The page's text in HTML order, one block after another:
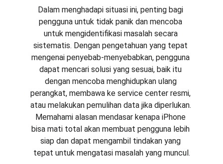
Dalam menghadapi situasi ini, penting bagi
pengguna untuk tidak panik dan mencoba
untuk mengidentifikasi masalah secara
sistematis. Dengan pengetahuan yang tepat
mengenai penyebab-menyebabkan, pengguna
dapat mencari solusi yang sesuai, baik itu
dengan mencoba menghidupkan ulang
perangkat, membawa ke service center resmi,
atau melakukan pemulihan data jika diperlukan.
Memahami alasan mendasar kenapa iPhone
bisa mati total akan membuat pengguna lebih
siap dan dapat mengambil tindakan yang
tepat untuk mengatasi masalah yang muncul.